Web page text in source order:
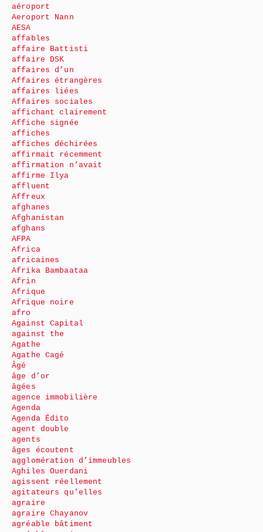
aéroport
Aeroport Nann
AESA
affables
affaire Battisti
affaire DSK
affaires d’un
Affaires étrangères
affaires liées
Affaires sociales
affichant clairement
Affiche signée
affiches
affiches déchirées
affirmait récemment
affirmation n’avait
affirme Ilya
affluent
Affreux
afghanes
Afghanistan
afghans
AFPA
Africa
africaines
Afrika Bambaataa
Afrin
Afrique
Afrique noire
afro
Against Capital
against the
Agathe
Agathe Cagé
Âgé
âge d’or
âgées
agence immobilière
Agenda
Agenda Édito
agent double
agents
âges écoutent
agglomération d’immeubles
Aghiles Ouerdani
agissent réellement
agitateurs qu’elles
agraire
agraire Chayanov
agréable bâtiment